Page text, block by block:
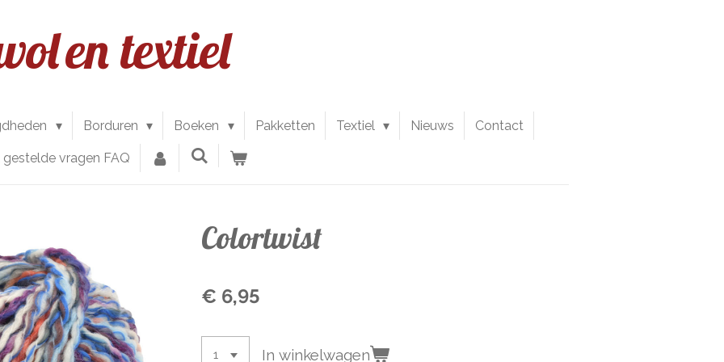
en textiel
Borduren Boeken Pakketten Textiel Nieuws Contact
gestelde vragen FAQ
Colortwist
€ 6,95
In winkelwagen